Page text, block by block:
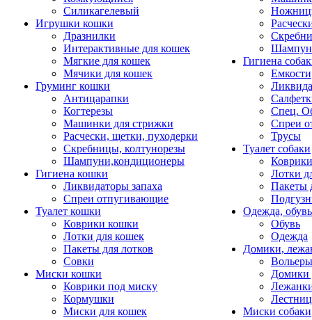
Силикагелевый
Игрушки кошки
Дразнилки
Интерактивные для кошек
Мягкие для кошек
Мячики для кошек
Груминг кошки
Антицарапки
Когтерезы
Машинки для стрижки
Расчески, щетки, пуходерки
Скребницы, колтунорезы
Шампуни,кондиционеры
Гигиена кошки
Ликвидаторы запаха
Спреи отпугивающие
Туалет кошки
Коврики кошки
Лотки для кошек
Пакеты для лотков
Совки
Миски кошки
Коврики под миску
Кормушки
Миски для кошек
Гигиена
Емкости
Спец.
Спреи
Трусы
Туалет собаки
Коврики
Лотки
Пакеты
Одежда, обувь
Обувь
Одежда
Домики,
Домики
Миски собаки